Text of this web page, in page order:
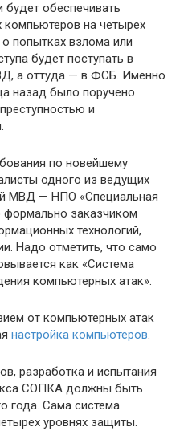
обеспечивать
компьютеров на четырех
попытках взлома или
будет поступать в
а оттуда — в ФСБ. Именно
назад было поручено
и
по новейшему
одного из ведущих
МВД — НПО «Специальная
формально заказчиком
технологий,
Надо отметить, что само
как «Система
компьютерных атак».
от компьютерных атак
настройка компьютеров.
разработка и испытания
СОПКА должны быть
года. Сама система
уровнях защиты.